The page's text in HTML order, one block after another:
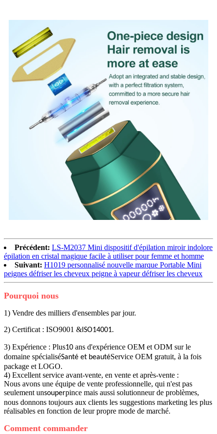
Précédent: LS-M2037 Mini dispositif d'épilation miroir indolore
épilation en cristal magique facile à utiliser pour femme et homme
Suivant: H1019 personnalisé nouvelle marque Portable Mini
peignes défriser les cheveux peigne à vapeur défriser les cheveux
Pourquoi nous
1) Vendre des milliers d'ensembles par jour.
2) Certificat : ISO9001 & ISO14001.
3) Expérience : Plus10 ans d'expérience OEM et ODM sur le
domaine spécialiséSanté et beautéService OEM gratuit, à la fois
package et LOGO.
4) Excellent service avant-vente, en vente et après-vente :
Nous avons une équipe de vente professionnelle, qui n'est pas
seulement unsouperpince mais aussi solutionneur de problèmes,
nous donnons toujours aux clients les suggestions marketing les plus
réalisables en fonction de leur propre mode de marché.
Comment commander